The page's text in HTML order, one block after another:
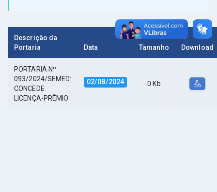
Descrição da
Portaria
Data Tamanho Download
PORTARIA Nº
093/2024/SEMED:
CONCEDE
LICENÇA-PRÊMIO
02/08/2024 0 Kb